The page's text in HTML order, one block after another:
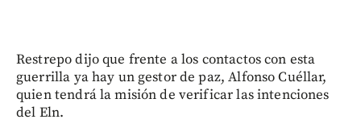
Restrepo dijo que frente a los contactos con esta
guerrilla ya hay un gestor de paz, Alfonso Cuéllar,
quien tendrá la misión de verificar las intenciones
del Eln.